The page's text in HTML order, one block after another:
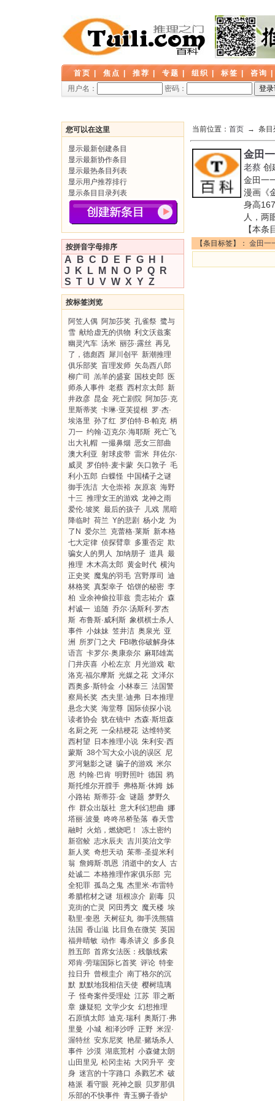
首页 焦点 推荐 专题 组织 标签 咨询
用户名：
密码：
您可以在这里
显示最新创建条目
显示最新协作条目
显示最热条目列表
显示用户推荐排行
显示条目目录列表
按拼音字母排序
A B C D E F G H
J
K L M N O P Q
R
S T U V W X Y Z
按标签浏览
阿笠人偶 阿加莎奖 孔雀祭 鹭与
雪 献给虚无的供物 利文沃兹案
幽灵汽车 汤米 丽莎·露丝 再见
了，德彪西 犀川创平 新潮推理
俱乐部奖 盲理发师 矢岛西八郎
柳广司
羔羊的盛宴 国枝史郎 医
师杀人事件 老蔡 西村京太郎 新
井政彦 昆金 死亡剧院 阿加莎·克
里斯蒂奖 卡琳·亚芙提根 罗·杰·
埃洛里 孙了红 罗伯特·B·帕克 柄
刀一 约翰·迈克尔·海耶斯 死亡飞
出大礼帽 一撮鼻烟 恶女三部曲
澳大利亚 射球皮带 雷米 拜佐尔·
威灵
罗伯特·麦卡蒙 矢口敦子 毛
利小五郎 白蝶怪 中国橘子之谜
御手洗洁 大仓崇裕 灰原哀 海野
十三 推理女王的游戏 龙神之雨
爱伦·坡奖 最后的孩子 儿戏 黑暗
降临时 荷兰 Y的悲剧 杨小龙 为
了N 爱尔兰 克蕾格·莱斯 新本格
七大定律 侦探臂章 多重否定 欺
骗女人的男人 加纳朋子 道具 最
推理 木木高太郎 黄金时代 横沟
正史奖 魔鬼的羽毛 宫野厚司
迪
林格奖 真梨幸子 馅饼的秘密 李
柏 业余神偷拉菲兹 贵志祐介 森
村诚一 追随 乔尔·汤斯利·罗杰
斯 布鲁斯·威利斯 象棋棋士杀人
事件 小妹妹 笠井洁 奥泉光 亚
洲
所罗门之犬
FBI教你破解身体
语言 卡罗尔·奥康奈尔 麻耶雄嵩
门井庆喜 小松左京 月光游戏 歇
洛克·福尔摩斯 光媒之花 文泽尔
西奥多·斯特金 小林泰三 法国警
察局长奖 杰夫里·迪弗 日本推理
悬念大奖 海堂尊 国际侦探小说
读者协会 犹在镜中 杰森·斯坦森
名厨之死 一朵桔梗花 达维特奖
西村望
日本推理小说 朱利安·西
蒙斯 38个写大众小说的误区 尼
罗河魅影之谜 骗子的游戏 米尔
恩 约翰·巴肯 明野照叶 德国 鸦
斯托维尔开膛手 弗格斯·休姆 姊
小路祐 斯蒂芬·金 谜题 梦野久
作 群众出版社 意大利幻想曲 娜
塔丽·波曼 咚咚吊桥坠落 春天雪
融时 火焰，燃烧吧！
冻土密约
新宿鲛 志水辰夫 吉川英治文学
新人奖 奇想天动 茱蒂·圣提米利
翁 詹姆斯·凯恩 消逝中的女人 古
处诚二 本格推理作家俱乐部 完
全犯罪 孤岛之鬼 杰里米·布雷特
希腊棺材之谜 垣根凉介 剧毒 贝
克街的亡灵
冈田秀文 魔天楼 埃
勒里·奎恩 天树征丸 御手洗熊猫
法国 香山滋 比目鱼在微笑 英国
福井晴敏 动作 毒杀讲义
多多良
胜五郎 首席女法医：残骸线索
邓肯·劳瑞国际匕首奖 评论 特奎
拉日升 曾根圭介 南丁格尔的沉
默 默默地我相信天使 樱树琉璃
子 怪奇案件受理处 江苏 罪之断
章 嫌疑犯 文学少女 幻想推理
石原慎太郎 迪克·瑞利
奥斯汀·弗
里曼 小城 相泽沙呼 正野 米涅·
渥特丝 安东尼奖 艳星·赌场杀人
事件 沙漠 湖底荒村 小森健太朗
山田里见 松冈圭祐 大冈升平 变
身 迷宫的十字路口 杀戮艺术 破
格派 看守眼 死神之眼
贝罗那俱
乐部的不快事件 青玉狮子香炉
当前位置： 首页 → 条目
金田
老蔡 创
金田一
漫画《
身高
人，两
【本条
【条目标签】： 金田一